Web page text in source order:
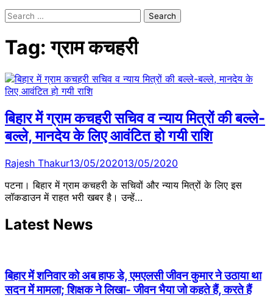
Search
Tag:ग्राम कचहरी
बिहार में ग्राम कचहरी सचिव व न्‍याय मित्रों की बल्ले-
बल्ले, मानदेय के लिए आवंटित हो गयी राशि
Rajesh Thakur13/05/202013/05/2020
पटना। बिहार में ग्राम कचहरी के सचिवों और न्याय​ मित्रों के लिए इस
लॉकडाउन में राहत भरी खबर है। उन्हें…
Latest News
बिहार में शनिवार को अब हाफ डे, एमएलसी जीवन कुमार ने उठाया था
सदन में मामला; शिक्षक ने लिखा- जीवन भैया जो कहते हैं, करते हैं